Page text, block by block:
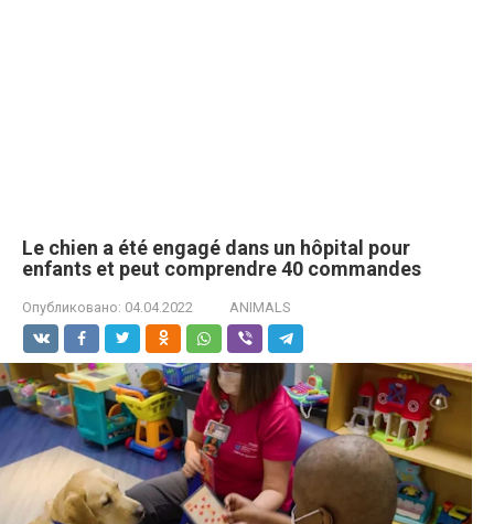
Le chien a été engagé dans un hôpital pour
enfants et peut comprendre 40 commandes
Опубликовано: 04.04.2022 ANIMALS